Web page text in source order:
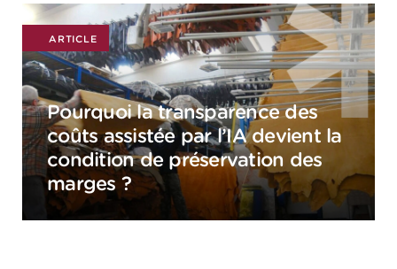
ARTICLE
Pourquoi la transparence des
coûts assistée par l’IA devient la
condition de préservation des
marges ?